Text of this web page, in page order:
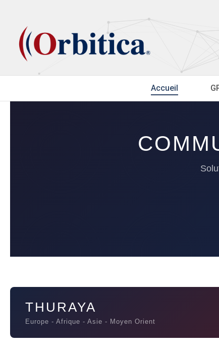
Accueil
THURAYA
Europe - Afrique - Asie - Moyen Orient